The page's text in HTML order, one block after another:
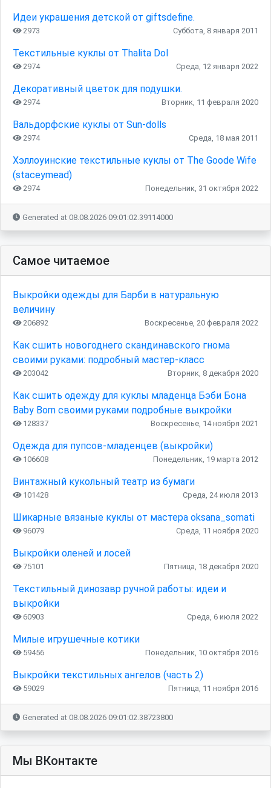
Идеи украшения детской от giftsdefine.
2973 Суббота, 8 января 2011
Текстильные куклы от Thalita Dol
2974 Среда, 12 января 2022
Декоративный цветок для подушки.
2974 Вторник, 11 февраля 2020
Вальдорфские куклы от Sun-dolls
2974 Среда, 18 мая 2011
Хэллоуинские текстильные куклы от The Goode Wife
(staceymead)
2974 Понедельник, 31 октября 2022
Generated at 08.08.2026 09:01:02.39114000
Самое читаемое
Выкройки одежды для Барби в натуральную
величину
206892 Воскресенье, 20 февраля 2022
Как сшить новогоднего скандинавского гнома
своими руками: подробный мастер-класс
203042 Вторник, 8 декабря 2020
Как сшить одежду для куклы младенца Бэби Бона
Baby Born своими руками подробные выкройки
128337 Воскресенье, 14 ноября 2021
Одежда для пупсов-младенцев (выкройки)
106608 Понедельник, 19 марта 2012
Винтажный кукольный театр из бумаги
101428 Среда, 24 июля 2013
Шикарные вязаные куклы от мастера oksana_somati
96079 Среда, 11 ноября 2020
Выкройки оленей и лосей
75101 Пятница, 18 декабря 2020
Текстильный динозавр ручной работы: идеи и
выкройки
60903 Среда, 6 июля 2022
Милые игрушечные котики
59456 Понедельник, 10 октября 2016
Выкройки текстильных ангелов (часть 2)
59029 Пятница, 11 ноября 2016
Generated at 08.08.2026 09:01:02.38723800
Мы ВКонтакте